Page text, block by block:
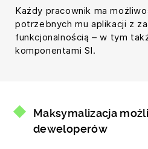
Każdy pracownik ma
potrzebnych mu aplikacji z
funkcjonalnością – w tym
komponentami SI.
Maksymalizacja
deweloperów